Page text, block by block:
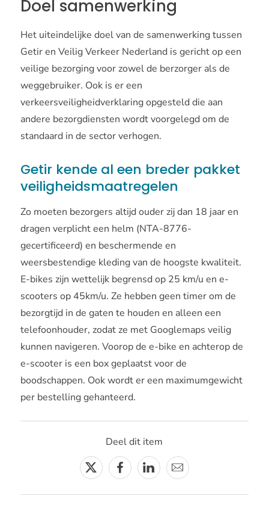
Doel samenwerking
Het uiteindelijke doel van de samenwerking tussen
Getir en Veilig Verkeer Nederland is gericht op een
veilige bezorging voor zowel de berzorger als de
weggebruiker. Ook is er een
verkeersveiligheidverklaring opgesteld die aan
andere bezorgdiensten wordt voorgelegd om de
standaard in de sector verhogen.
Getir kende al een breder pakket
veiligheidsmaatregelen
Zo moeten bezorgers altijd ouder zij dan 18 jaar en
dragen verplicht een helm (NTA-8776-
gecertificeerd) en beschermende en
weersbestendige kleding van de hoogste kwaliteit.
E-bikes zijn wettelijk begrensd op 25 km/u en e-
scooters op 45km/u. Ze hebben geen timer om de
bezorgtijd in de gaten te houden en alleen een
telefoonhouder, zodat ze met Googlemaps veilig
kunnen navigeren. Voorop de e-bike en achterop de
e-scooter is een box geplaatst voor de
boodschappen. Ook wordt er een maximumgewicht
per bestelling gehanteerd.
Deel dit item
TwitterFacebookLinkedin
E-